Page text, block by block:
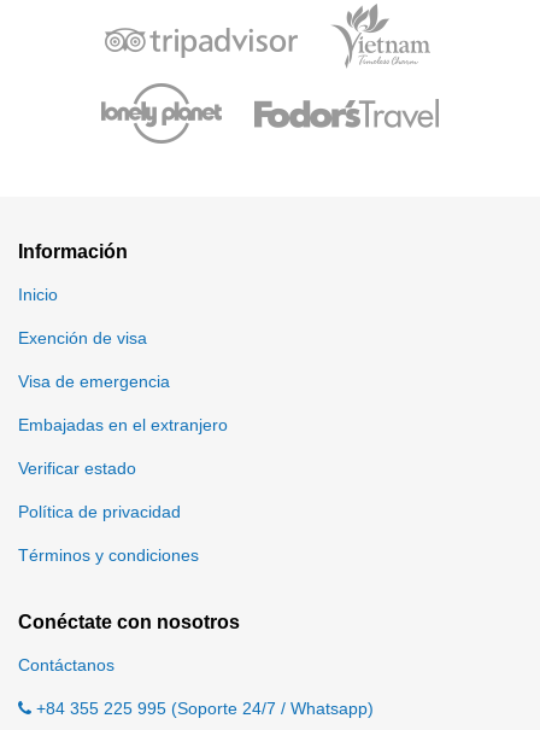
Información
Inicio
Exención de visa
Visa de emergencia
Embajadas en el extranjero
Verificar estado
Política de privacidad
Términos y condiciones
Conéctate con nosotros
Contáctanos
+84 355 225 995 (Soporte 24/7 / Whatsapp)